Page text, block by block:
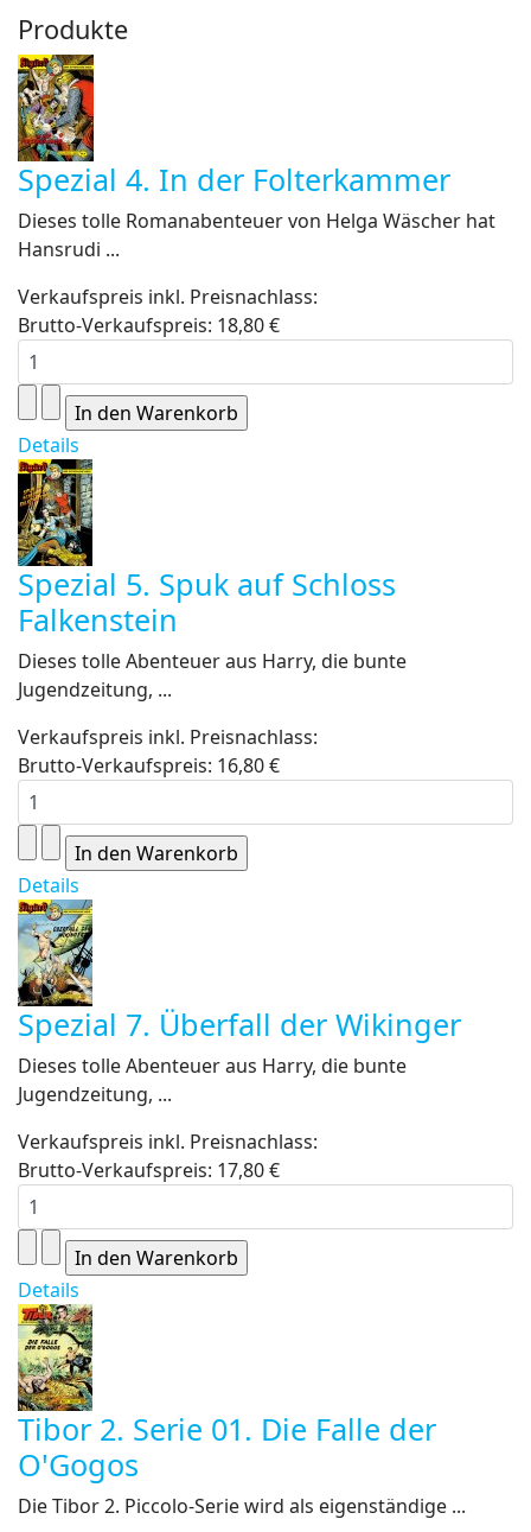
Produkte
Spezial 4. In der Folterkammer
Dieses tolle Romanabenteuer von Helga Wäscher hat
Hansrudi ...
Verkaufspreis inkl. Preisnachlass:
Brutto-Verkaufspreis: 18,80 €
Details
Spezial 5. Spuk auf Schloss
Falkenstein
Dieses tolle Abenteuer aus Harry, die bunte
Jugendzeitung, ...
Verkaufspreis inkl. Preisnachlass:
Brutto-Verkaufspreis: 16,80 €
Details
Spezial 7. Überfall der Wikinger
Dieses tolle Abenteuer aus Harry, die bunte
Jugendzeitung, ...
Verkaufspreis inkl. Preisnachlass:
Brutto-Verkaufspreis: 17,80 €
Details
Tibor 2. Serie 01. Die Falle der
O'Gogos
Die Tibor 2. Piccolo-Serie wird als eigenständige ...